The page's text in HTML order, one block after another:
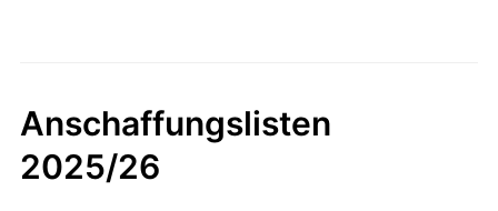
Anschaffungslisten
2025/26